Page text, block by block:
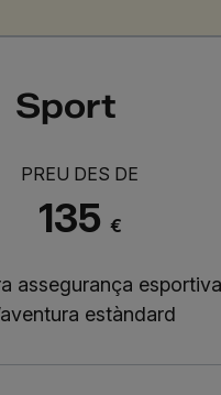
Sport
PREU DES DE
135 €
assegurança
estàndard